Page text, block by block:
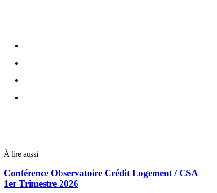
À lire aussi
Conférence Observatoire Crédit Logement / CSA
1er Trimestre 2026